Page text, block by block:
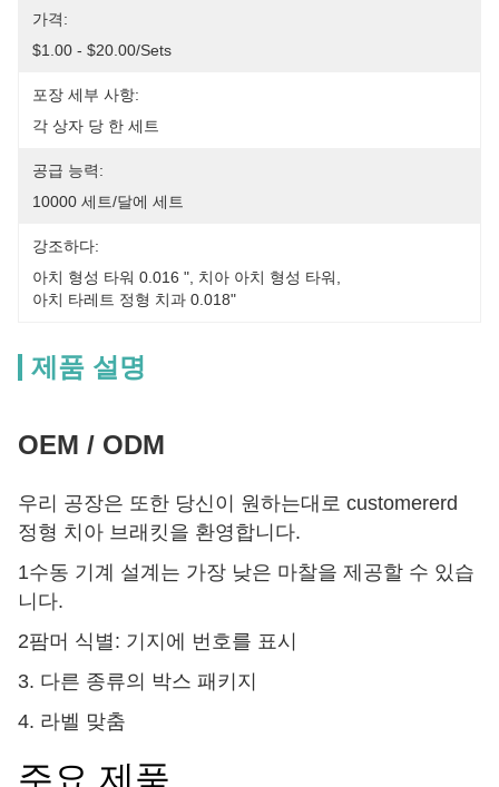
가격:
$1.00 - $20.00/sets
포장 세부 사항:
각 상자 당 한 세트
공급 능력:
10000 세트/달에 세트
강조하다:
아치 형성 타워 0.016 " 치아 아치 형성 타워
아치 타레트 정형 치과 0.018"
제품 설명
OEM / ODM
우리 공장은 또한 당신이 원하는대로 customererd
정형 치아 브래킷을 환영합니다.
1수동 기계 설계는 가장 낮은 마찰을 제공할 수 있습
니다.
2팜머 식별: 기지에 번호를 표시
3. 다른 종류의 박스 패키지
4. 라벨 맞춤
주요 제품